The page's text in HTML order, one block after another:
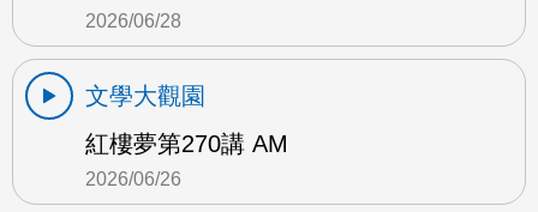
2026/06/28
文學大觀園
紅樓夢第270講 AM
2026/06/26